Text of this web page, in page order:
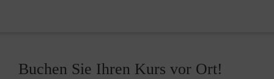
Buchen Sie Ihren Kurs vor Ort!